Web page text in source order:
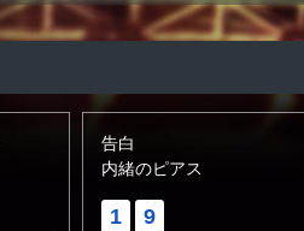
告白
内緒のピアス
1 9